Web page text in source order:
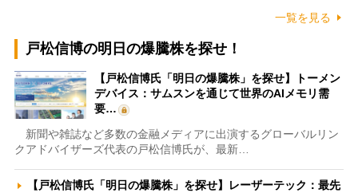
一覧を見る
戸松信博の明日の爆騰株を探せ！
【戸松信博氏「明日の爆騰株」を探せ】トーメン
デバイス：サムスンを通じて世界のAIメモリ需
要…
新聞や雑誌など多数の金融メディアに出演するグローバルリン
クアドバイザーズ代表の戸松信博氏が、最新…
【戸松信博氏「明日の爆騰株」を探せ】レーザーテック：最先